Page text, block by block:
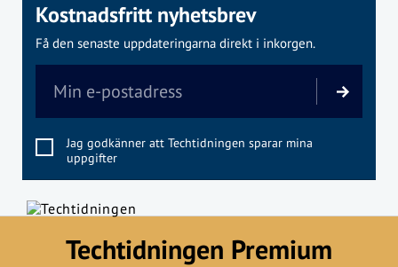
Kostnadsfritt nyhetsbrev
Få den senaste uppdateringarna direkt i inkorgen.
Jag godkänner att Techtidningen sparar mina
uppgifter
Techtidningen Premium